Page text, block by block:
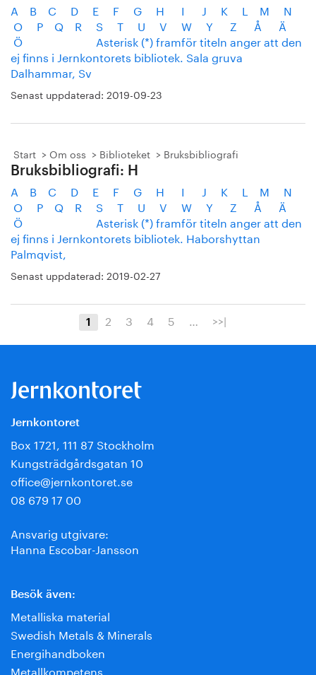
A B C D E F G H I J K L M N
O P Q R S T U V W Y Z Å Ä
Ö Asterisk (*) framför titeln anger att den
ej finns i Jernkontorets bibliotek. Sala gruva
Dalhammar, Sv
Senast uppdaterad: 2019-09-23
Start Om oss Biblioteket Bruksbibliografi
Bruksbibliografi: H
A B C D E F G H I J K L M N
O P Q R S T U V W Y Z Å Ä
Ö Asterisk (*) framför titeln anger att den
ej finns i Jernkontorets bibliotek. Haborshyttan
Palmqvist,
Senast uppdaterad: 2019-02-27
1 2 3 4 5 … >>|
Jernkontoret
Box 1721, 111 87 Stockholm
Kungsträdgårdsgatan 10
office@jernkontoret.se
08 679 17 00
Ansvarig utgivare:
Hanna Escobar-Jansson
Besök även:
Metalliska material
Swedish Metals & Minerals
Energihandboken
Metallkompetens